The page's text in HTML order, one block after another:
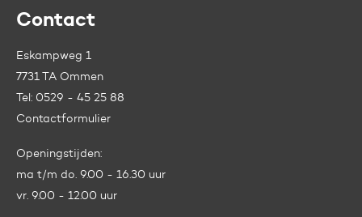
Contact
Eskampweg 1
7731 TA Ommen
Tel: 0529 - 45 25 88
Contactformulier
Openingstijden:
ma t/m do. 9.00 - 16.30 uur
vr. 9.00 - 12.00 uur